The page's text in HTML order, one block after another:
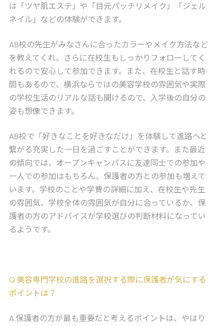
は「ツヤ肌エステ」や「目元パッチリメイク」「ジェル
ネイル」などの体験ができます。
AB校の先生がみなさんに合ったカラーやメイク方法など
を教えてくれ、さらに在校生もしっかりフォローしてく
れるので安心して参加できます。また、在校生と話す時
間もあるので、横浜ならではの美容学校の雰囲気や実際
の学校生活のリアルな話も聞けるので、入学後の自分の
姿も想像できます。
AB校で「好きなことを好きなだけ」を体験して進路へと
繋がる充実した一日を過ごすことができます。また最近
の傾向では、オープンキャンパスに友達同士での参加や
一人での参加はもちろん、保護者の方との参加も増えて
います。学校のことや学費の詳細に加え、在校生や先生
の雰囲気、学校全体の雰囲気が自分に合っているか、保
護者の方のアドバイスが学校選びの判断材料になってい
るようです。
Q.美容専門学校の進路を選択する際に保護者が気にする
ポイントは？
A.保護者の方が最も重要だと考えるポイントは、やはり